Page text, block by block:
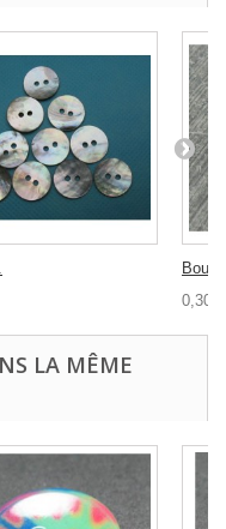
0,30 €
LA MÊME